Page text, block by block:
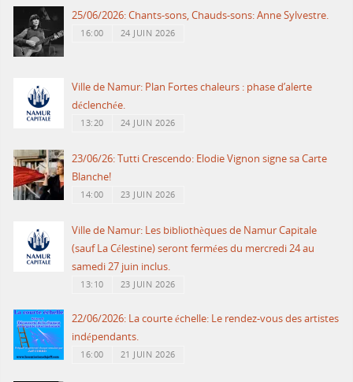
25/06/2026: Chants-sons, Chauds-sons: Anne Sylvestre.
16:00 24 JUIN 2026
Ville de Namur: Plan Fortes chaleurs : phase d’alerte
déclenchée.
13:20 24 JUIN 2026
23/06/26: Tutti Crescendo: Elodie Vignon signe sa Carte
Blanche!
14:00 23 JUIN 2026
Ville de Namur: Les bibliothèques de Namur Capitale
(sauf La Célestine) seront fermées du mercredi 24 au
samedi 27 juin inclus.
13:10 23 JUIN 2026
22/06/2026: La courte échelle: Le rendez-vous des artistes
indépendants.
16:00 21 JUIN 2026